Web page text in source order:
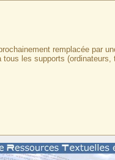
remplacée par
les supports